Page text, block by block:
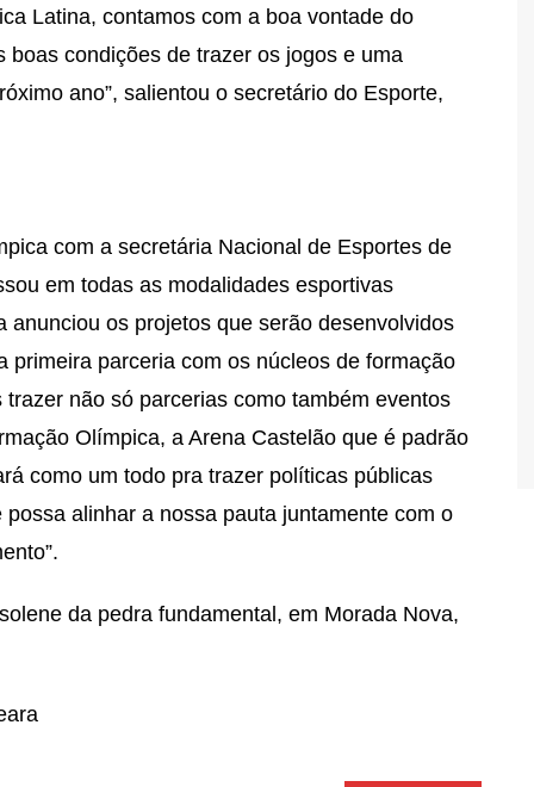
Latina, contamos com a boa vontade do
condições de trazer os jogos e uma
ano”, salientou o secretário do Esporte,
com a secretária Nacional de Esportes de
em todas as modalidades esportivas
anunciou os projetos que serão desenvolvidos
primeira parceria com os núcleos de formação
não só parcerias como também eventos
Olímpica, a Arena Castelão que é padrão
como um todo pra trazer políticas públicas
alinhar a nossa pauta juntamente com o
da pedra fundamental, em Morada Nova,